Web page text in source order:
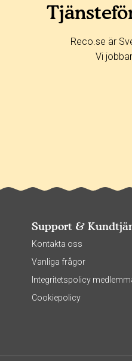
Reco.se är
Vi
Support &
Kontakta oss
Vanliga frågor
Integritetspolicy
Cookiepolicy